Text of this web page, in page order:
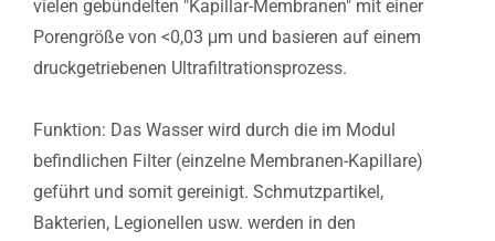
vielen gebündelten "Kapillar-Membranen" mit einer
Porengröße von <0,03 μm und basieren auf einem
druckgetriebenen Ultrafiltrationsprozess.
Funktion: Das Wasser wird durch die im Modul
befindlichen Filter (einzelne Membranen-Kapillare)
geführt und somit gereinigt. Schmutzpartikel,
Bakterien, Legionellen usw. werden in den